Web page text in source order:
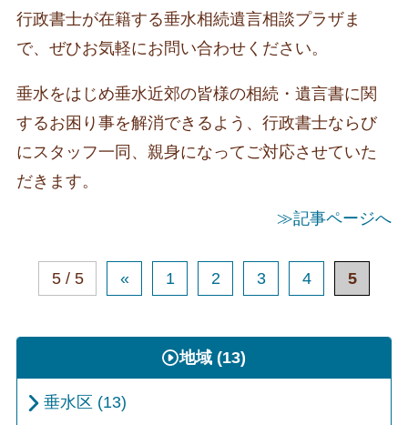
行政書士が在籍する垂水相続遺言相談プラザま
で、ぜひお気軽にお問い合わせください。
垂水をはじめ垂水近郊の皆様の相続・遺言書に関
するお困り事を解消できるよう、行政書士ならび
にスタッフ一同、親身になってご対応させていた
だきます。
≫記事ページへ
5 / 5 « 1 2 3 4 5
地域 (13)
垂水区 (13)